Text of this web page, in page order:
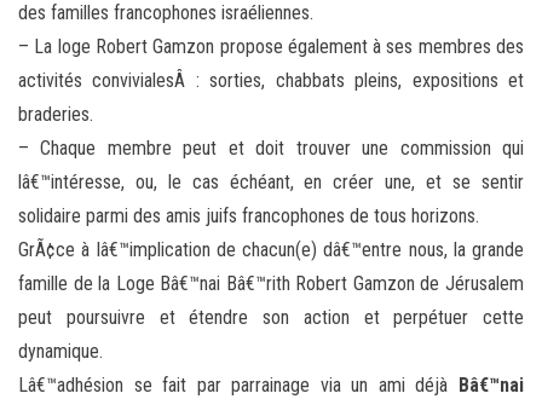
des familles francophones israéliennes.
– La loge Robert Gamzon propose également à ses membres des
activités convivialesÂ : sorties, chabbats pleins, expositions et
braderies.
– Chaque membre peut et doit trouver une commission qui
lâ€™intéresse, ou, le cas échéant, en créer une, et se sentir
solidaire parmi des amis juifs francophones de tous horizons.
GrÃ¢ce à lâ€™implication de chacun(e) dâ€™entre nous, la grande
famille de la Loge Bâ€™nai Bâ€™rith Robert Gamzon de Jérusalem
peut poursuivre et étendre son action et perpétuer cette
dynamique.
Lâ€™adhésion se fait par parrainage via un ami déjà Bâ€™nai